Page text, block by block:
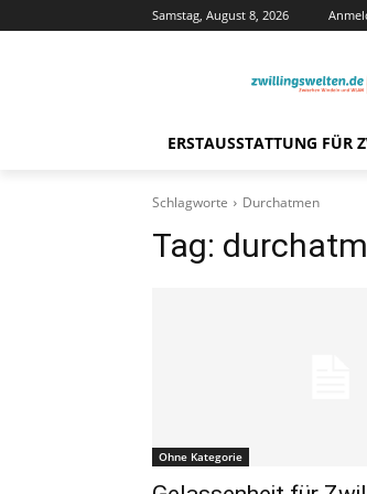
Samstag, August 8, 2026
ERSTAUSSTATTUNG FÜR
Schlagworte Durchatmen
Tag:
Ohne Kategorie